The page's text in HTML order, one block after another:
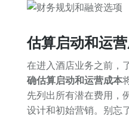
估算启动和运
在进入酒店业务之前，
确估算启动和运营成本
先列出所有潜在费用，
设计和初始营销。别忘